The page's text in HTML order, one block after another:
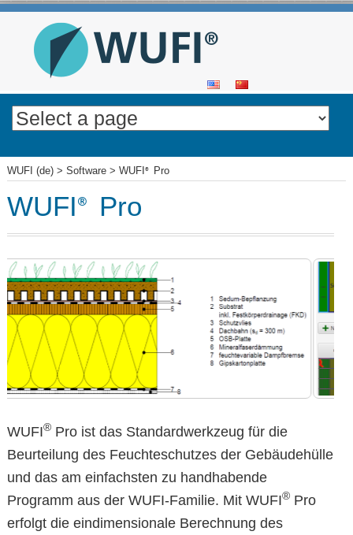
SKIP
TO
CONTENT
WUFI (de)> Software> WUFI ® Pro
WUFI® Pro
WUFI®Pro ist das Standardwerkzeug für die
Beurteilung des Feuchteschutzes der Gebäudehülle
und das am einfachsten zu handhabende
Programm aus der WUFI-Familie. Mit WUFI®Pro
erfolgt die eindimensionale Berechnung des